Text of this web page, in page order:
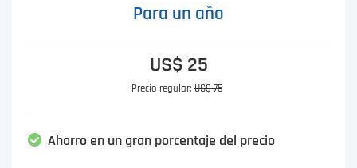
Para un año
US$ 25
Precio regular:US$ 75
Ahorro en un gran porcentaje del precio